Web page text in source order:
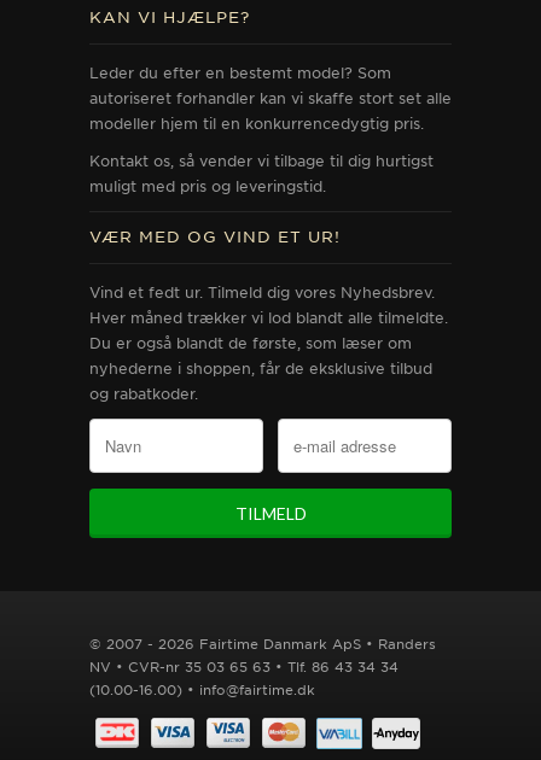
KAN VI HJÆLPE?
Leder du efter en bestemt model? Som
autoriseret forhandler kan vi skaffe stort set alle
modeller hjem til en konkurrencedygtig pris.
Kontakt os, så vender vi tilbage til dig hurtigst
muligt med pris og leveringstid.
VÆR MED OG VIND ET UR!
Vind et fedt ur. Tilmeld dig vores Nyhedsbrev.
Hver måned trækker vi lod blandt alle tilmeldte.
Du er også blandt de første, som læser om
nyhederne i shoppen, får de eksklusive tilbud
og rabatkoder.
© 2007 - 2026 Fairtime Danmark ApS • Randers
NV • CVR-nr 35 03 65 63 • Tlf. 86 43 34 34
(10.00-16.00) • info@fairtime.dk